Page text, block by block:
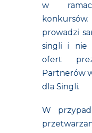
w
prowadzi
singli i nie
ofert
Partnerów
dla Singli.
W